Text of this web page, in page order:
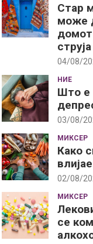
Стар
може
струја
04/08/
НИЕ
Што е
03/08/
МИКСЕР
Како
02/08/
МИКСЕР
се